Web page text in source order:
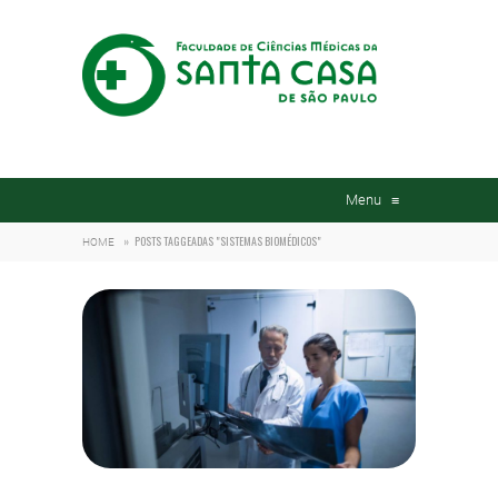
Menu ≡
HOME » POSTS TAGGEADAS "SISTEMAS BIOMÉDICOS"